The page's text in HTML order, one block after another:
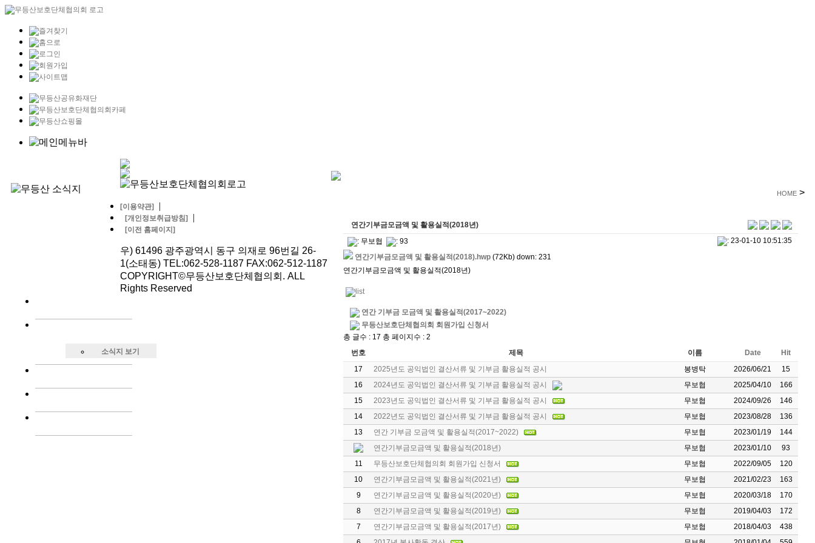
소식지 보기
HOME >
연간기부금모금액 및 활용실적(2018년)
: 무보협 : 93
: 23-01-10 10:51:35
연간기부금모금액 및 활용실적(2018).hwp (72Kb) down: 231
연간기부금모금액 및 활용실적(2018년)
연간 기부금 모금액 및 활용실적(2017~2022)
무등산보호단체협의회 회원가입 신청서
총 글수 : 17 총 페이지수 : 2
번호
제목 이름 Date
Hit
17
2025년도 공익법인 결산서류 및 기부금 활용실적 공시 봉병탁 2026/06/21
15
16
2024년도 공익법인 결산서류 및 기부금 활용실적 공시 무보협 2025/04/10
166
15
2023년도 공익법인 결산서류 및 기부금 활용실적 공시 무보협 2024/09/26
146
14
2022년도 공익법인 결산서류 및 기부금 활용실적 공시 무보협 2023/08/28
136
13
연간 기부금 모금액 및 활용실적(2017~2022) 무보협 2023/01/19
144
연간기부금모금액 및 활용실적(2018년)
무보협 2023/01/10
93
11
무등산보호단체협의회 회원가입 신청서 무보협 2022/09/05
120
10
연간기부금모금액 및 활용실적(2021년) 무보협 2021/02/23
163
9
연간기부금모금액 및 활용실적(2020년) 무보협 2020/03/18
170
8
연간기부금모금액 및 활용실적(2019년) 무보협 2019/04/03
172
7
연간기부금모금액 및 활용실적(2017년) 무보협 2018/04/03
438
[이용약관] |
[개인정보취급방침] |
[이전 홈페이지]
우) 61496 광주광역시 동구 의재로 96번길 26-
1(소태동) TEL:062-528-1187 FAX:062-512-1187
COPYRIGHT©무등산보호단체협의회. ALL
Rights Reserved